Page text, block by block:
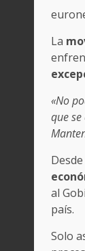
La
«No
que
al
país.
Solo